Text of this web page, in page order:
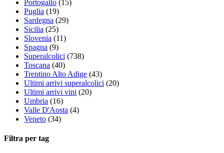
Portogallo (15)
Puglia (19)
Sardegna (29)
Sicilia (25)
Slovenia (11)
Spagna (9)
Superalcolici (738)
Toscana (40)
Trentino Alto Adige (43)
Ultimi arrivi superalcolici (20)
Ultimi arrivi vini (20)
Umbria (16)
Valle D'Aosta (4)
Veneto (34)
Filtra per tag